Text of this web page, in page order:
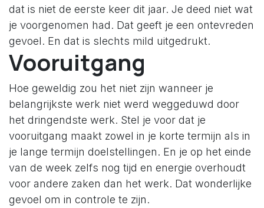
dat is niet de eerste keer dit jaar. Je deed niet wat
je voorgenomen had. Dat geeft je een ontevreden
gevoel. En dat is slechts mild uitgedrukt.
Vooruitgang
Hoe geweldig zou het niet zijn wanneer je
belangrijkste werk niet werd weggeduwd door
het dringendste werk. Stel je voor dat je
vooruitgang maakt zowel in je korte termijn als in
je lange termijn doelstellingen. En je op het einde
van de week zelfs nog tijd en energie overhoudt
voor andere zaken dan het werk. Dat wonderlijke
gevoel om in controle te zijn.